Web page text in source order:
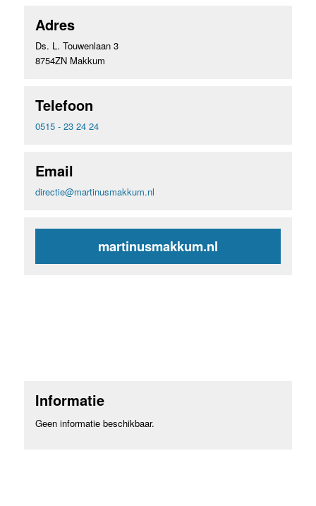
Adres
Ds. L. Touwenlaan 3
8754ZN Makkum
Telefoon
0515 - 23 24 24
Email
directie@martinusmakkum.nl
martinusmakkum.nl
Informatie
Geen informatie beschikbaar.